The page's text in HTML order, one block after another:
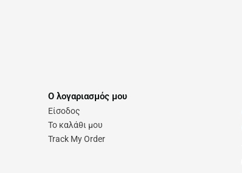
Ο λογαριασμός μου
Είσοδος
Το καλάθι μου
Track My Order